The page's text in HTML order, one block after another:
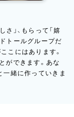
」、もらって「嬉
トールグループだ
こにはあります。
ができます。あな
一緒に作っていきま